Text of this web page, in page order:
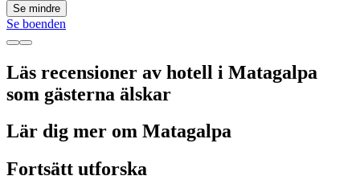
Se mindre
Se boenden
Läs recensioner av hotell i Matagalpa
som gästerna älskar
Lär dig mer om Matagalpa
Fortsätt utforska